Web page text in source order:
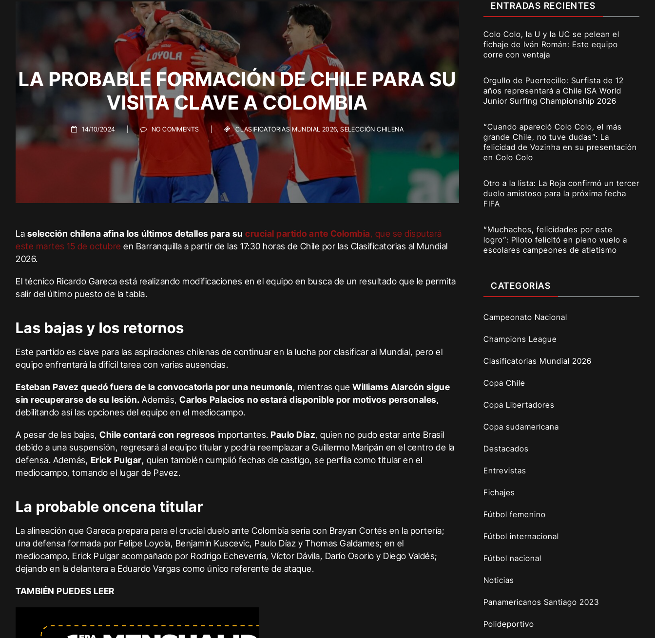
LA PROBABLE FORMACIÓN DE CHILE PARA SU
VISITA CLAVE A COLOMBIA
14/10/2024 | NO COMMENTS CLASIFICATORIAS MUNDIAL 2026,SELECCIÓN CHILENA
La selección chilena afina los últimos detalles para su crucial partido ante Colombia, que se disputará
este martes 15 de octubre en Barranquilla a partir de las 17:30 horas de Chile por las Clasificatorias al Mundial
2026.
El técnico Ricardo Gareca está realizando modificaciones en el equipo en busca de un resultado que le permita
salir del último puesto de la tabla.
Las bajas y los retornos
Este partido es clave para las aspiraciones chilenas de continuar en la lucha por clasificar al Mundial, pero el
equipo enfrentará la difícil tarea con varias ausencias.
Esteban Pavez quedó fuera de la convocatoria por una neumonía, mientras que Williams Alarcón sigue
sin recuperarse de su lesión. Además, Carlos Palacios no estará disponible por motivos personales,
debilitando así las opciones del equipo en el mediocampo.
A pesar de las bajas, Chile contará con regresos importantes. Paulo Díaz, quien no pudo estar ante Brasil
debido a una suspensión, regresará al equipo titular y podría reemplazar a Guillermo Maripán en el centro de la
defensa. Además, Erick Pulgar, quien también cumplió fechas de castigo, se perfila como titular en el
mediocampo, tomando el lugar de Pavez.
La probable oncena titular
La alineación que Gareca prepara para el crucial duelo ante Colombia sería con Brayan Cortés en la portería;
una defensa formada por Felipe Loyola, Benjamín Kuscevic, Paulo Díaz y Thomas Galdames; en el
mediocampo, Erick Pulgar acompañado por Rodrigo Echeverría, Víctor Dávila, Darío Osorio y Diego Valdés;
dejando en la delantera a Eduardo Vargas como único referente de ataque.
TAMBIÉN PUEDES LEER
ENTRADAS RECIENTES
Colo Colo, la U y la UC se pelean el
fichaje de Iván Román: Este equipo
corre con ventaja
Orgullo de Puertecillo: Surfista de 12
años representará a Chile ISA World
Junior Surfing Championship 2026
“Cuando apareció Colo Colo, el más
grande Chile, no tuve dudas”: La
felicidad de Vozinha en su presentación
en Colo Colo
Otro a la lista: La Roja confirmó un tercer
duelo amistoso para la próxima fecha
FIFA
“Muchachos, felicidades por este
logro”: Piloto felicitó en pleno vuelo a
escolares campeones de atletismo
CATEGORÍAS
Campeonato Nacional
Champions League
Clasificatorias Mundial 2026
Copa Chile
Copa Libertadores
Copa sudamericana
Destacados
Entrevistas
Fichajes
Fútbol femenino
Fútbol internacional
Fútbol nacional
Noticias
Panamericanos Santiago 2023
Polideportivo